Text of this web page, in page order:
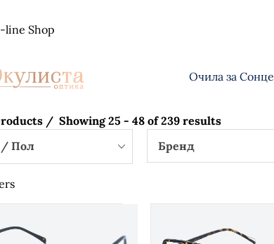
line Shop
Очила за Сонце
Showing 25 - 48 of 239 results
Пол Бренд